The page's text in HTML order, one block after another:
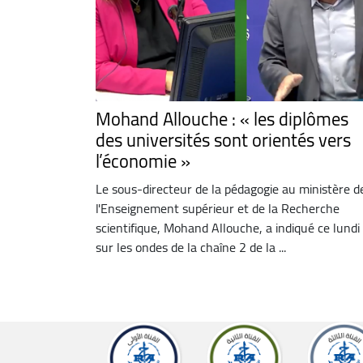
Mohand Allouche : « les diplômes
des universités sont orientés vers
l’économie »
Le sous-directeur de la pédagogie au ministère
l'Enseignement supérieur et de la Recherche
scientifique, Mohand Allouche, a indiqué ce lundi
sur les ondes de la chaîne 2 de la ...